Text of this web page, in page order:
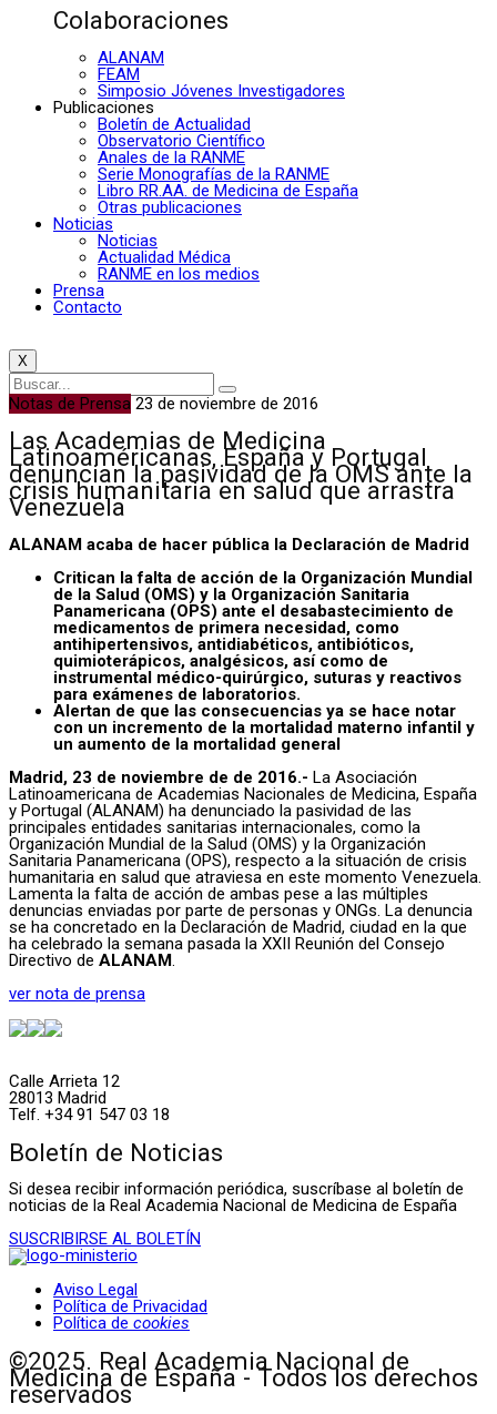
Colaboraciones
ALANAM
FEAM
Simposio Jóvenes Investigadores
Publicaciones
Boletín de Actualidad
Observatorio Científico
Anales de la RANME
Serie Monografías de la RANME
Libro RR.AA. de Medicina de España
Otras publicaciones
Noticias
Noticias
Actualidad Médica
RANME en los medios
Prensa
Contacto
X
Notas de Prensa 23 de noviembre de 2016
Las Academias de Medicina
Latinoaméricanas, España y Portugal
denuncian la pasividad de la OMS ante la
crisis humanitaria en salud que arrastra
Venezuela
ALANAM acaba de hacer pública la Declaración de Madrid
Critican la falta de acción de la Organización Mundial
de la Salud (OMS) y la Organización Sanitaria
Panamericana (OPS) ante el desabastecimiento de
medicamentos de primera necesidad, como
antihipertensivos, antidiabéticos, antibióticos,
quimioterápicos, analgésicos, así como de
instrumental médico-quirúrgico, suturas y reactivos
para exámenes de laboratorios.
Alertan de que las consecuencias ya se hace notar
con un incremento de la mortalidad materno infantil y
un aumento de la mortalidad general
Madrid, 23 de noviembre de de 2016.- La Asociación
Latinoamericana de Academias Nacionales de Medicina, España
y Portugal (ALANAM) ha denunciado la pasividad de las
principales entidades sanitarias internacionales, como la
Organización Mundial de la Salud (OMS) y la Organización
Sanitaria Panamericana (OPS), respecto a la situación de crisis
humanitaria en salud que atraviesa en este momento Venezuela.
Lamenta la falta de acción de ambas pese a las múltiples
denuncias enviadas por parte de personas y ONGs. La denuncia
se ha concretado en la Declaración de Madrid, ciudad en la que
ha celebrado la semana pasada la XXII Reunión del Consejo
Directivo de ALANAM.
ver nota de prensa
Calle Arrieta 12
28013 Madrid
Telf. +34 91 547 03 18
Boletín de Noticias
Si desea recibir información periódica, suscríbase al boletín de
noticias de la Real Academia Nacional de Medicina de España
SUSCRIBIRSE AL BOLETÍN
Aviso Legal
Política de Privacidad
Política de cookies
©2025. Real Academia Nacional de
Medicina de España - Todos los derechos
reservados